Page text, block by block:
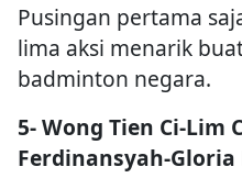
Pusingan pertama
lima aksi menarik
badminton negara.
5- Wong Tien Ci-Lim
Ferdinansyah-Gloria